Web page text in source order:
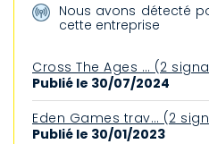
Nous avons détecté
cette entreprise
Cross The Ages … (2
Publié le 30/07/2024
Eden Games trav… (2
Publié le 30/01/2023